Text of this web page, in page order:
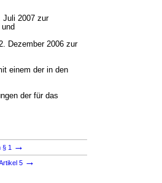
Juli 2007 zur
Dezember 2006 zur
einem der in den
der für das
§ 1
→
5 →